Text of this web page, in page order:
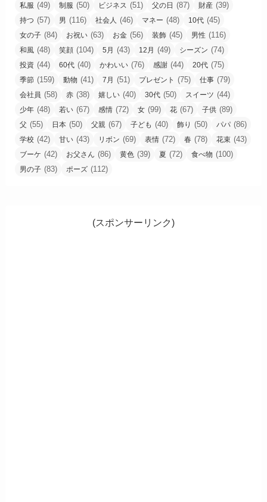
私服 (49) 制服 (50) ビジネス (51) 父の日 (87) 財産 (39)
持つ (57) 男 (116) 社会人 (46) マネー (48) 10代 (45)
女の子 (84) お祝い (63) お金 (56) 装飾 (45) 男性 (116)
和風 (48) 笑顔 (104) 5月 (43) 12月 (49) シーズン (74)
投資 (44) 60代 (40) かわいい (76) 感謝 (44) 20代 (75)
季節 (159) 動物 (41) 7月 (51) プレゼント (75) 仕事 (79)
会社員 (58) 赤 (38) 嬉しい (40) 30代 (50) スイーツ (44)
少年 (48) 若い (67) 感情 (72) 女 (99) 花 (67) 子供 (89)
父 (55) 日本 (50) 父親 (67) 子ども (40) 飾り (50) パパ (86)
学校 (42) 甘い (43) リボン (69) 表情 (72) 春 (78) 花束 (43)
ブーケ (42) お父さん (86) 黄色 (39) 夏 (72) 食べ物 (100)
男の子 (83) ポーズ (112)
(スポンサーリンク)